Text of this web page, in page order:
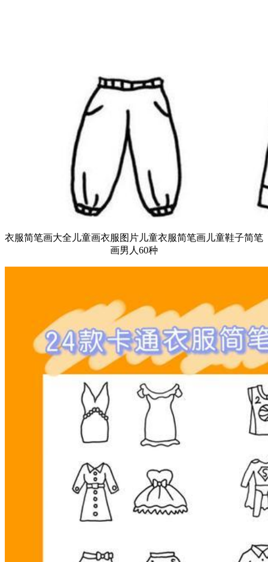
衣服简笔画大全儿童画衣服图片儿童衣服简笔画儿童鞋子简笔
画男人60种